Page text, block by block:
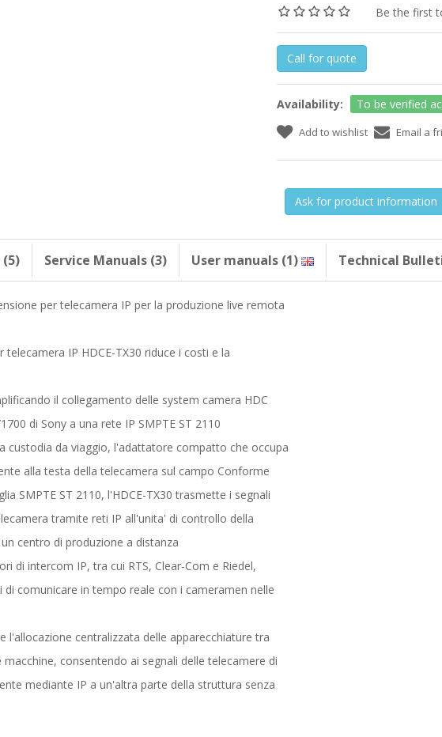
Be the first
Call for quote
Availability: To be verified
Ask for product information
(5) Service Manuals (3) User manuals (1) Technical
per telecamera IP per la produzione live remota
IP HDCE-TX30 riduce i costi e la
il collegamento delle system camera HDC
di Sony a una rete IP SMPTE ST 2110
custodia da viaggio, l'adattatore compatto che occupa
alla testa della telecamera sul campo Conforme
SMPTE ST 2110, l'HDCE-TX30 trasmette i segnali
tramite reti IP all'unita' di controllo della
centro di produzione a distanza
di intercom IP, tra cui RTS, Clear-Com e Riedel,
comunicare in tempo reale con i cameramen nelle
l'allocazione centralizzata delle apparecchiature tra
consentendo ai segnali delle telecamere di
mediante IP a un'altra parte della struttura senza